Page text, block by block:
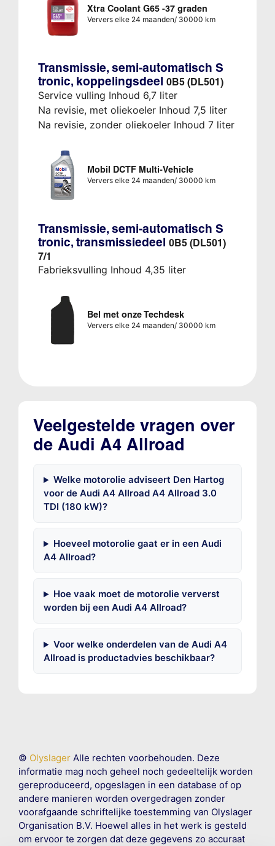
Xtra Coolant G65 -37 graden
Ververs elke 24 maanden/ 30000 km
Transmissie, semi-automatisch S
tronic, koppelingsdeel 0B5 (DL501)
Service vulling Inhoud 6,7 liter
Na revisie, met oliekoeler Inhoud 7,5 liter
Na revisie, zonder oliekoeler Inhoud 7 liter
Mobil DCTF Multi-Vehicle
Ververs elke 24 maanden/ 30000 km
Transmissie, semi-automatisch S
tronic, transmissiedeel 0B5 (DL501)
7/1
Fabrieksvulling Inhoud 4,35 liter
Bel met onze Techdesk
Ververs elke 24 maanden/ 30000 km
Veelgestelde vragen over
de Audi A4 Allroad
Welke motorolie adviseert Den Hartog
voor de Audi A4 Allroad A4 Allroad 3.0
TDI (180 kW)?
Hoeveel motorolie gaat er in een Audi
A4 Allroad?
Hoe vaak moet de motorolie ververst
worden bij een Audi A4 Allroad?
Voor welke onderdelen van de Audi A4
Allroad is productadvies beschikbaar?
© OlyslagerAlle rechten voorbehouden. Deze
informatie mag noch geheel noch gedeeltelijk worden
gereproduceerd, opgeslagen in een database of op
andere manieren worden overgedragen zonder
voorafgaande schriftelijke toestemming van Olyslager
Organisation B.V. Hoewel alles in het werk is gesteld
om ervoor te zorgen dat deze gegevens zo accuraat